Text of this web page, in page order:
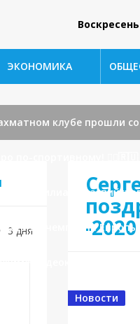
ЭКОНОМИКА
клубе прошли
от филиала
до чемпиона
3 дня
-
Новости